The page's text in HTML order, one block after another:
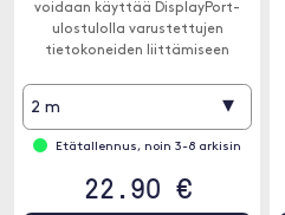
voidaan käyttää DisplayPort-
ulostulolla varustettujen
tietokoneiden liittämiseen
2 m ▾
Etätallennus, noin 3-8 arkisin
22.90 €